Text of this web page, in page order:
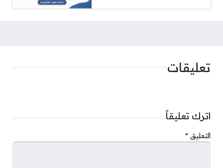
تعليقات
اترك تعليقاً
التعليق *